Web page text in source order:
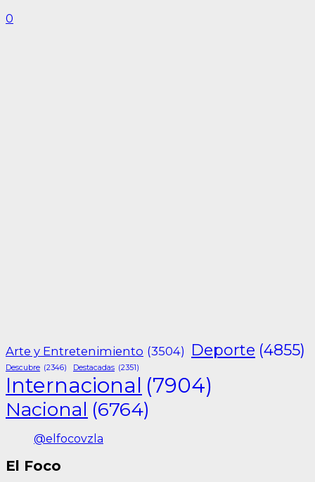
0
Arte y Entretenimiento (3504) Deporte (4855)
Descubre (2346) Destacadas (2351)
Internacional (7904)
Nacional (6764)
@elfocovzla
El Foco